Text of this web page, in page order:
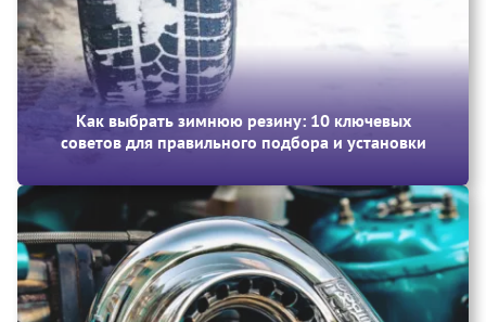
Как выбрать зимнюю резину: 10 ключевых
советов для правильного подбора и установки